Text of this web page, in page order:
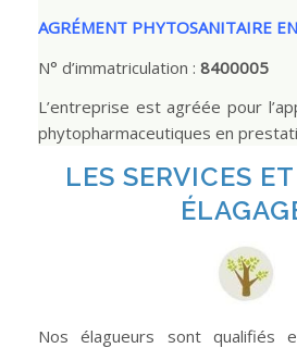
AGRÉMENT PHYTOSANITAIRE
N° d’immatriculation : 8400005
L’entreprise est agréée pour
phytopharmaceutiques en
LES SERVICES
Nos élagueurs sont qualifiés